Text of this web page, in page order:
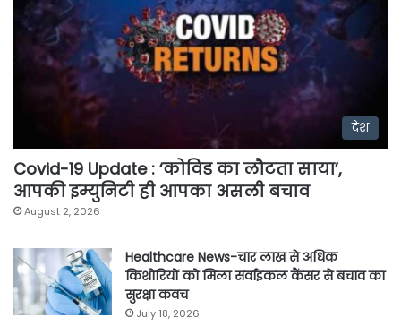
देश
Covid-19 Update : ‘कोविड का लौटता साया’,
आपकी इम्युनिटी ही आपका असली बचाव
August 2, 2026
Healthcare News-चार लाख से अधिक
किशोरियों को मिला सर्वाइकल कैंसर से बचाव का
सुरक्षा कवच
July 18, 2026